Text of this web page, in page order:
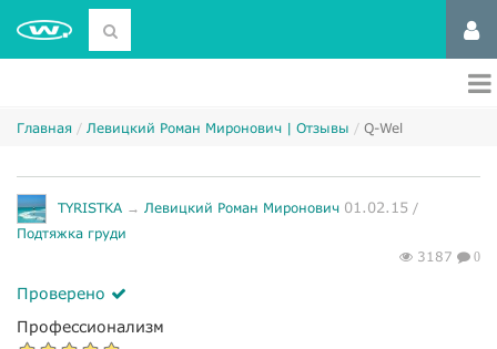
Главная Левицкий Роман Миронович | Отзывы Q-Wel
TYRISTKA → Левицкий Роман Миронович 01.02.15 /
Подтяжка груди
3187
0
Проверено
Профессионализм